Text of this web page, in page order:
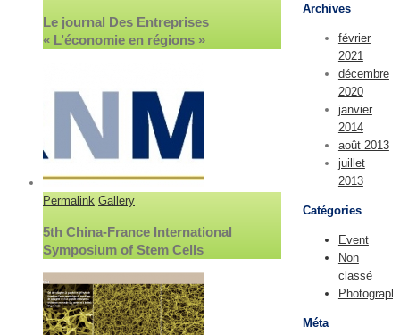
Le journal Des Entreprises
« L’économie en régions »
Permalink Gallery
5th China-France International
Symposium of Stem Cells
Archives
février
2021
décembre
2020
janvier
2014
août 2013
juillet
2013
Catégories
Event
Non
classé
Méta